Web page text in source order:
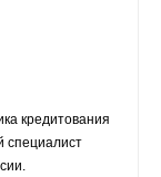
кредитования
специалист